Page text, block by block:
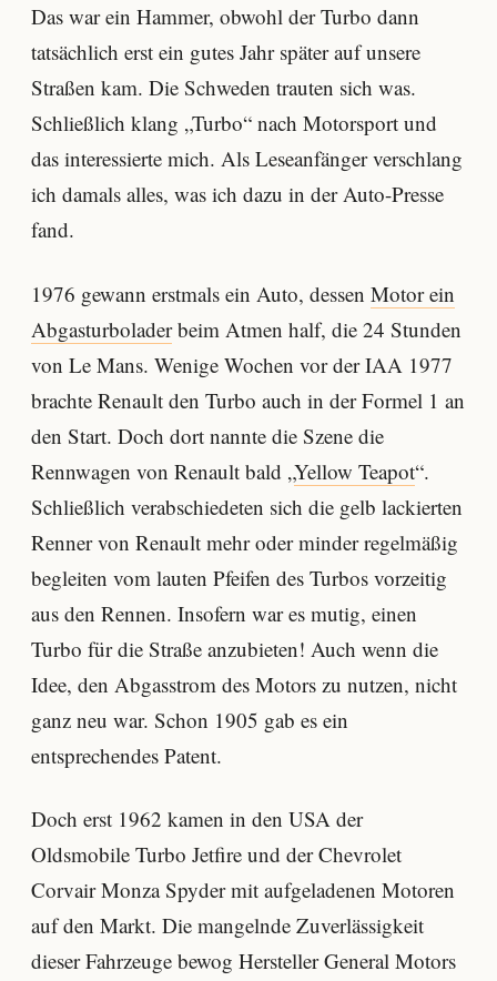
Das war ein Hammer, obwohl der Turbo dann
tatsächlich erst ein gutes Jahr später auf unsere
Straßen kam. Die Schweden trauten sich was.
Schließlich klang „Turbo“ nach Motorsport und
das interessierte mich. Als Leseanfänger verschlang
ich damals alles, was ich dazu in der Auto-Presse
fand.
1976 gewann erstmals ein Auto, dessen Motor ein
Abgasturboladerbeim Atmen half, die 24 Stunden
von Le Mans. Wenige Wochen vor der IAA 1977
brachte Renault den Turbo auch in der Formel 1 an
den Start. Doch dort nannte die Szene die
Rennwagen von Renault bald „Yellow Teapot“.
Schließlich verabschiedeten sich die gelb lackierten
Renner von Renault mehr oder minder regelmäßig
begleiten vom lauten Pfeifen des Turbos vorzeitig
aus den Rennen. Insofern war es mutig, einen
Turbo für die Straße anzubieten! Auch wenn die
Idee, den Abgasstrom des Motors zu nutzen, nicht
ganz neu war. Schon 1905 gab es ein
entsprechendes Patent.
Doch erst 1962 kamen in den USA der
Oldsmobile Turbo Jetfire und der Chevrolet
Corvair Monza Spyder mit aufgeladenen Motoren
auf den Markt. Die mangelnde Zuverlässigkeit
dieser Fahrzeuge bewog Hersteller General Motors